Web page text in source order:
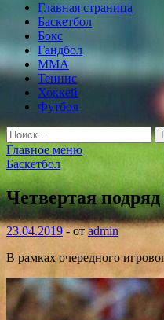
Главная страница
Баскетбол
Бокс
Гандбол
MMA
Теннис
Хоккей
Футбол
Найти:
Главное меню
Баскетбол
Четвертая
23.04.2019-отadmin
В рамках очередного